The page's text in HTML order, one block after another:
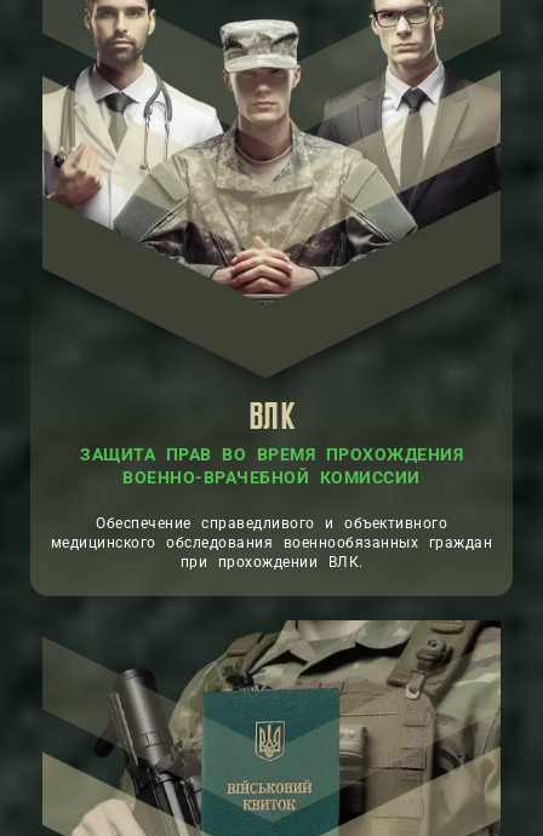
ВЛК
ЗАЩИТА ПРАВ ВО ВРЕМЯ ПРОХОЖДЕНИЯ
ВОЕННО-ВРАЧЕБНОЙ КОМИССИИ
Обеспечение справедливого и объективного
медицинского обследования военнообязанных граждан
при прохождении ВЛК.